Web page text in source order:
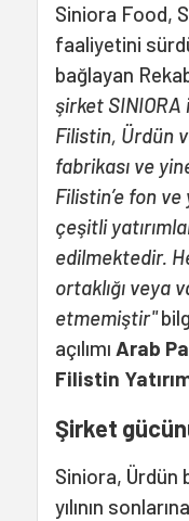
Siniora Food,
faaliyetini
bağlayan
şirket
Filistin, Ürdün
fabrikası ve
Filistin’e fon
çeşitli
edilmektedir.
ortaklığı veya
etmemiştir"
açılımı Arab
Filistin
Şirket
Siniora, Ürdün
yılının